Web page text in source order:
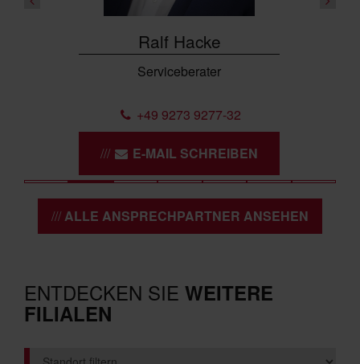
Ralf Hacke
Serviceberater
+49 9273 9277-32
E-MAIL SCHREIBEN
ALLE ANSPRECHPARTNER ANSEHEN
ENTDECKEN SIE WEITERE
FILIALEN